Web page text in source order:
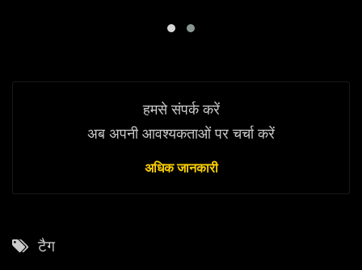
हमसे संपर्क करें
अब अपनी आवश्यकताओं पर चर्चा करें
अधिक जानकारी
टैग